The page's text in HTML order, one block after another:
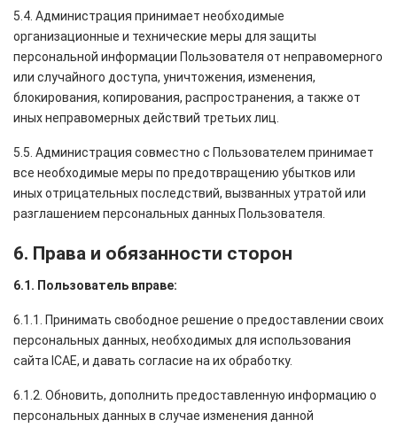
5.4. Администрация принимает необходимые
организационные и технические меры для защиты
персональной информации Пользователя от неправомерного
или случайного доступа, уничтожения, изменения,
блокирования, копирования, распространения, а также от
иных неправомерных действий третьих лиц.
5.5. Администрация совместно с Пользователем принимает
все необходимые меры по предотвращению убытков или
иных отрицательных последствий, вызванных утратой или
разглашением персональных данных Пользователя.
6. Права и обязанности сторон
6.1. Пользователь вправе:
6.1.1. Принимать свободное решение о предоставлении своих
персональных данных, необходимых для использования
сайта ICAE, и давать согласие на их обработку.
6.1.2. Обновить, дополнить предоставленную информацию о
персональных данных в случае изменения данной